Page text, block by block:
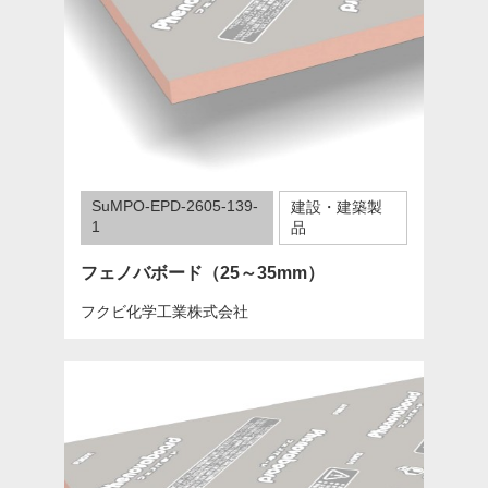
SuMPO-EPD-2605-139-
1
建設・建築製
品
フェノバボード（25～35mm）
フクビ化学工業株式会社